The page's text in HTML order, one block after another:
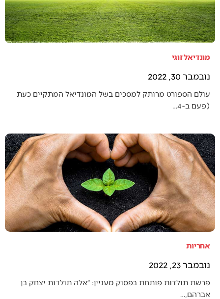
מונדיאל זוגי
נובמבר 30, 2022
עולם הספורט מרותק למסכים בשל המונדיאל המתקיים כעת
(פעם ב-4…
אחריות
נובמבר 23, 2022
פרשת תולדות פותחת בפסוק מעניין: ״אלה תולדות יצחק בן
אברהם,…